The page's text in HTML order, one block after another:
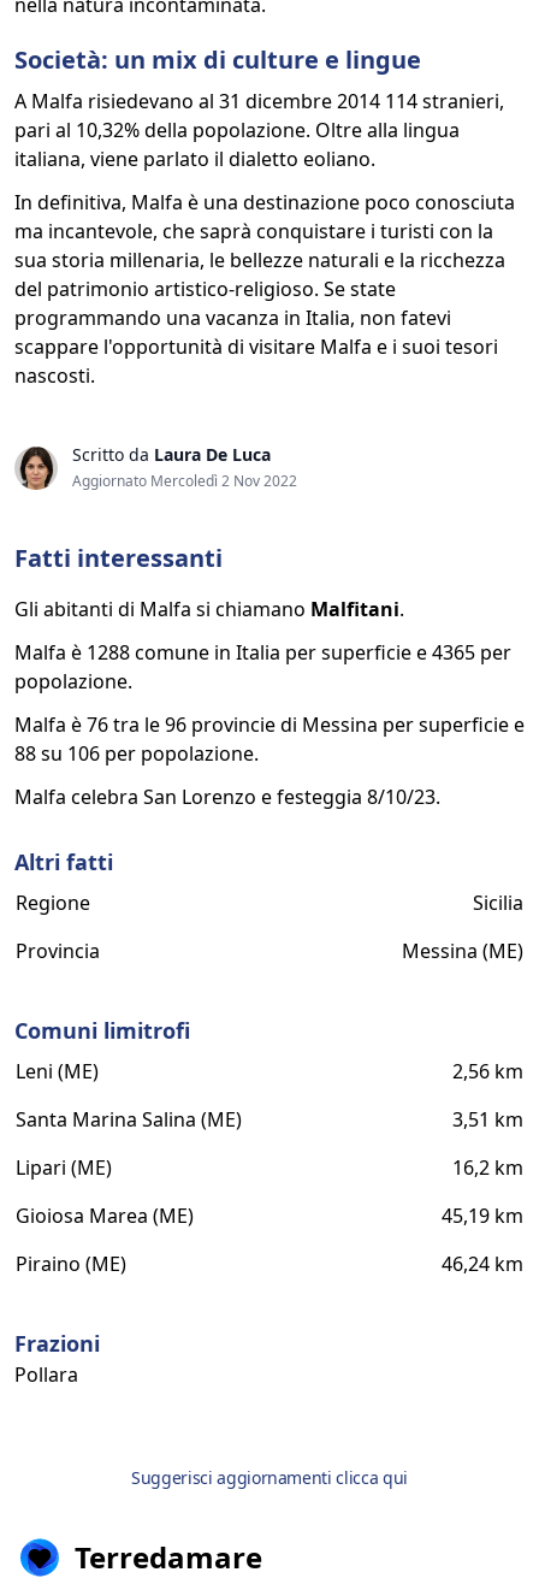
Società: un mix di culture e lingue
A Malfa risiedevano al 31 dicembre 2014 114 stranieri,
pari al 10,32% della popolazione. Oltre alla lingua
italiana, viene parlato il dialetto eoliano.
In definitiva, Malfa è una destinazione poco conosciuta
ma incantevole, che saprà conquistare i turisti con la
sua storia millenaria, le bellezze naturali e la ricchezza
del patrimonio artistico-religioso. Se state
programmando una vacanza in Italia, non fatevi
scappare l'opportunità di visitare Malfa e i suoi tesori
nascosti.
Scritto da Laura De Luca
Aggiornato Mercoledì 2 Nov 2022
Fatti interessanti
Gli abitanti di Malfa si chiamano Malfitani.
Malfa è 1288 comune in Italia per superficie e 4365 per
popolazione.
Malfa è 76 tra le 96 provincie di Messina per superficie e
88 su 106 per popolazione.
Malfa celebra San Lorenzo e festeggia 8/10/23.
Altri fatti
Regione
Sicilia
Provincia
Messina (ME)
Comuni limitrofi
Leni (ME)
2,56 km
Santa Marina Salina (ME)
3,51 km
Lipari (ME)
16,2 km
Gioiosa Marea (ME)
45,19 km
Piraino (ME)
46,24 km
Frazioni
Pollara
Suggerisci aggiornamenti clicca qui
Terredamare